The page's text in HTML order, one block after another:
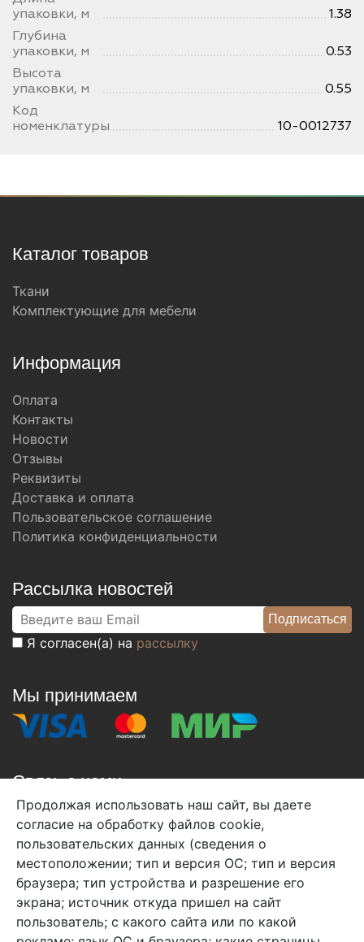
упаковки, м
1.38
Глубина
упаковки, м
0.53
Высота
упаковки, м
0.55
Код
номенклатуры
10-0012737
Каталог товаров
Ткани
Комплектующие для мебели
Информация
Оплата
Контакты
Новости
Отзывы
Реквизиты
Доставка и оплата
Пользовательское соглашение
Политика конфиденциальности
Рассылка новостей
Я согласен(а) на рассылку
Мы принимаем
Связь с нами
+7 (495) 933-38-08
info@arben-textile.ru- оптовые продажи
Арбен текстиль г. Щелково, пер.
Продолжая использовать наш сайт, вы даете
согласие на обработку файлов cookie,
пользовательских данных (сведения о
местоположении; тип и версия ОС; тип и версия
браузера; тип устройства и разрешение его
экрана; источник откуда пришел на сайт
пользователь; с какого сайта или по какой